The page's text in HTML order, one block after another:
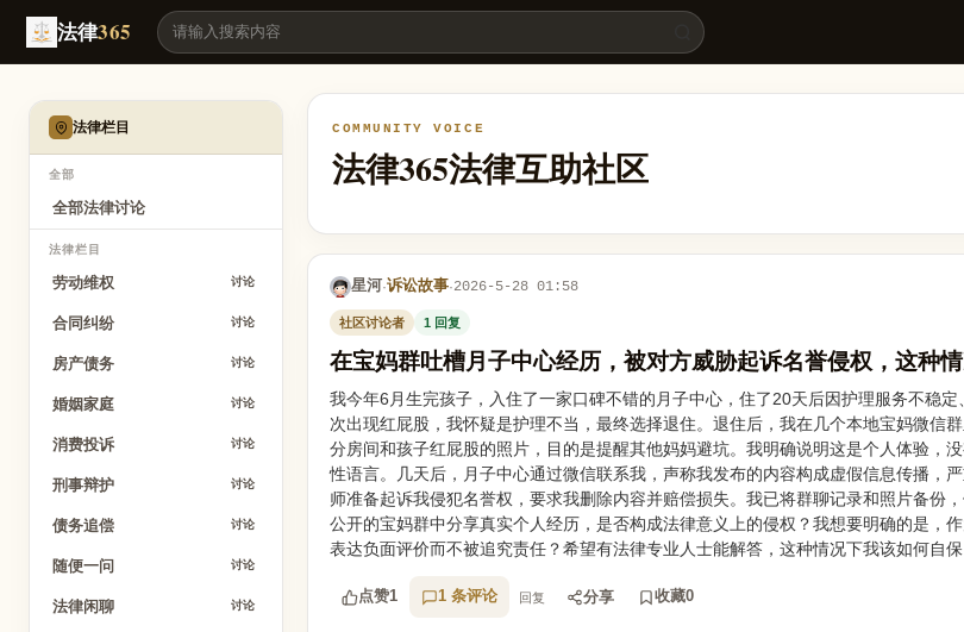
在宝妈群吐槽月子中心经历，被对方威胁起诉名誉侵权，这种情况合法吗？ - 法律365
法律365
法律栏目
全部
全部法律讨论
法律栏目
劳动维权 讨论
合同纠纷 讨论
房产债务 讨论
婚姻家庭 讨论
消费投诉 讨论
刑事辩护 讨论
债务追偿 讨论
随便一问 讨论
法律闲聊 讨论
COMMUNITY VOICE
法律365法律互助社区
星河·诉讼故事·2026-5-28 01:58
社区讨论者 1 回复
在宝妈群吐槽月子中心经历，被对方威胁起诉名誉侵权，这种
我今年6月生完孩子，入住了一家口碑不错的月子中心，住了20天后因护理服务不稳
次出现红屁股，我怀疑是护理不当，最终选择退住。退住后，我在几个本地宝妈微信
分房间和孩子红屁股的照片，目的是提醒其他妈妈避坑。我明确说明这是个人体验，
性语言。几天后，月子中心通过微信联系我，声称我发布的内容构成虚假信息传播，
师准备起诉我侵犯名誉权，要求我删除内容并赔偿损失。我已将群聊记录和照片备份
公开的宝妈群中分享真实个人经历，是否构成法律意义上的侵权？我想要明确的是，
表达负面评价而不被追究责任？希望有法律专业人士能解答，这种情况下我该如何自保
点赞1 1 条评论 回复 分享 收藏0